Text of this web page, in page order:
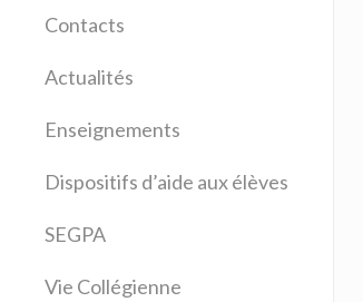
Contacts
Actualités
Enseignements
Allemand
Anglais
Arts plastiques
Education musicale
Dispositifs d’aide aux élèves
SEGPA
Vie Collégienne